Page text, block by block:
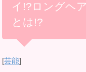
イ!?ロングヘ
とは!?
[芸能]